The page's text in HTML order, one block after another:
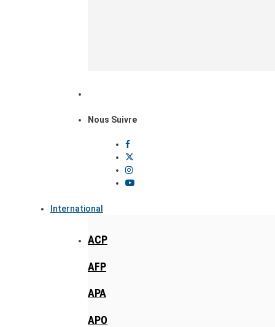
Nous Suivre
International
ACP
AFP
APA
APO